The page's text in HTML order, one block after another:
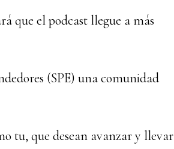
que el podcast llegue a más
(SPE) una comunidad
tu, que desean avanzar y llevar